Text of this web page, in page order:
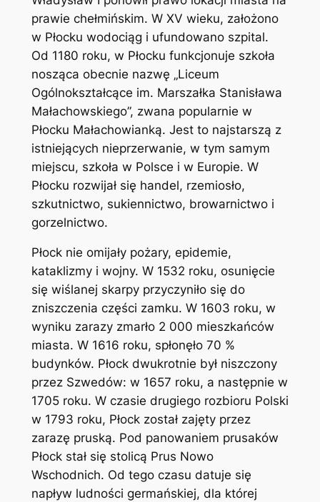
prawie chełmińskim. W XV wieku, założono
w Płocku wodociąg i ufundowano szpital.
Od 1180 roku, w Płocku funkcjonuje szkoła
nosząca obecnie nazwę „Liceum
Ogólnokształcące im. Marszałka Stanisława
Małachowskiego”, zwana popularnie w
Płocku Małachowianką. Jest to najstarszą z
istniejących nieprzerwanie, w tym samym
miejscu, szkoła w Polsce i w Europie. W
Płocku rozwijał się handel, rzemiosło,
szkutnictwo, sukiennictwo, browarnictwo i
gorzelnictwo.
Płock nie omijały pożary, epidemie,
kataklizmy i wojny. W 1532 roku, osunięcie
się wiślanej skarpy przyczyniło się do
zniszczenia części zamku. W 1603 roku, w
wyniku zarazy zmarło 2 000 mieszkańców
miasta. W 1616 roku, spłonęło 70 %
budynków. Płock dwukrotnie był niszczony
przez Szwedów: w 1657 roku, a następnie w
1705 roku. W czasie drugiego rozbioru Polski
w 1793 roku, Płock został zajęty przez
zarazę pruską. Pod panowaniem prusaków
Płock stał się stolicą Prus Nowo
Wschodnich. Od tego czasu datuje się
napływ ludności germańskiej, dla której